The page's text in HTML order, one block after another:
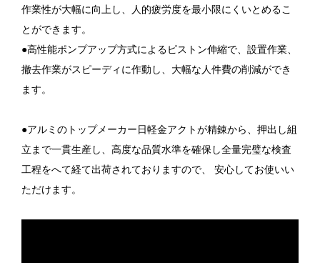
作業性が大幅に向上し、人的疲労度を最小限にくいとめるこ
とができます。
●高性能ポンプアップ方式によるピストン伸縮で、設置作業、
撤去作業がスピーディに作動し、大幅な人件費の削減ができ
ます。
●アルミのトップメーカー日軽金アクトが精錬から、押出し組
立まで一貫生産し、高度な品質水準を確保し全量完璧な検査
工程をへて経て出荷されておりますので、 安心してお使いい
ただけます。